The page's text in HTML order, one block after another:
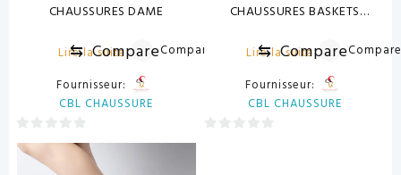
CHAUSSURES DAME
Lire la suite
⇆ CompareCompare
Fournisseur:
CBL CHAUSSURE
0
sur
CHAUSSURES BASKETS
Lire la suite
⇆ Compare
Fournisseur:
CBL CHAUSSURE